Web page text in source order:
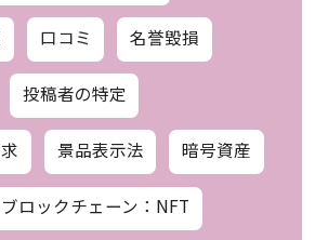
口コミ 名誉毀損
投稿者の特定
景品表示法 暗号資産
ロックチェーン：NFT